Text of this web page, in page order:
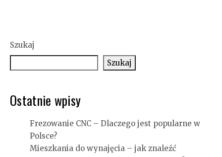
Szukaj
Szukaj
Ostatnie wpisy
Frezowanie CNC – Dlaczego jest popularne w
Polsce?
Mieszkania do wynajęcia – jak znaleźć